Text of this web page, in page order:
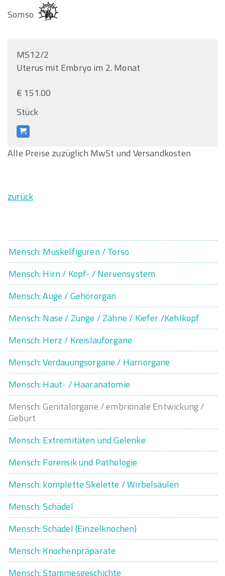
Somso
MS12/2
Uterus mit Embryo im 2. Monat
€ 151.00
Stück
Alle Preise zuzüglich MwSt und Versandkosten
zurück
Mensch: Muskelfiguren / Torso
Mensch: Hirn / Kopf- / Nervensystem
Mensch: Auge / Gehörorgan
Mensch: Nase / Zunge / Zähne / Kiefer /Kehlkopf
Mensch: Herz / Kreislauforgane
Mensch: Verdauungsorgane / Harnorgane
Mensch: Haut- / Haaranatomie
Mensch: Genitalorgane / embrionale Entwickung /
Geburt
Mensch: Extremitäten und Gelenke
Mensch: Forensik und Pathologie
Mensch: komplette Skelette / Wirbelsäulen
Mensch: Schädel
Mensch: Schädel (Einzelknochen)
Mensch: Knochenpräparate
Mensch: Stammesgeschichte